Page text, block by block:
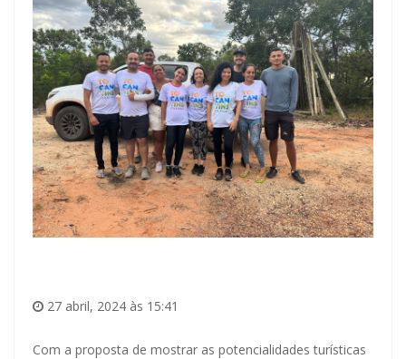
27 abril, 2024 às 15:41
Com a proposta de mostrar as potencialidades turísticas